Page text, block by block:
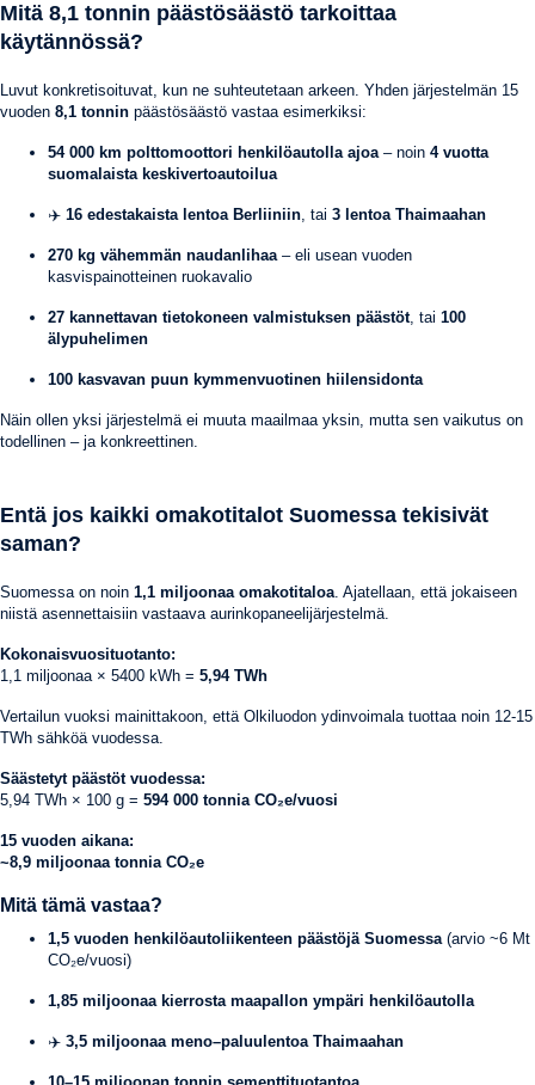
Mitä 8,1 tonnin päästösäästö tarkoittaa
käytännössä?
Luvut konkretisoituvat, kun ne suhteutetaan arkeen. Yhden järjestelmän 15
vuoden 8,1 tonnin päästösäästö vastaa esimerkiksi:
54 000 km polttomoottori henkilöautolla ajoa– noin 4 vuotta
suomalaista keskivertoautoilua
✈️ 16 edestakaista lentoa Berliiniin, tai 3 lentoa Thaimaahan
270 kg vähemmän naudanlihaa– eli usean vuoden
kasvispainotteinen ruokavalio
27 kannettavan tietokoneen valmistuksen päästöt, tai 100
älypuhelimen
100 kasvavan puun kymmenvuotinen hiilensidonta
Näin ollen yksi järjestelmä ei muuta maailmaa yksin, mutta sen vaikutus on
todellinen – ja konkreettinen.
Entä jos kaikki omakotitalot Suomessa tekisivät
saman?
Suomessa on noin 1,1 miljoonaa omakotitaloa. Ajatellaan, että jokaiseen
niistä asennettaisiin vastaava aurinkopaneelijärjestelmä.
Kokonaisvuosituotanto:
1,1 miljoonaa × 5400 kWh = 5,94 TWh
Vertailun vuoksi mainittakoon, että Olkiluodon ydinvoimala tuottaa noin 12-15
TWh sähköä vuodessa.
Säästetyt päästöt vuodessa:
5,94 TWh × 100 g = 594 000 tonnia CO₂e/vuosi
15 vuoden aikana:
~8,9 miljoonaa tonnia CO₂e
Mitä tämä vastaa?
1,5 vuoden henkilöautoliikenteen päästöjä Suomessa(arvio ~6 Mt
CO₂e/vuosi)
1,85 miljoonaa kierrosta maapallon ympäri henkilöautolla
✈️ 3,5 miljoonaa meno–paluulentoa Thaimaahan